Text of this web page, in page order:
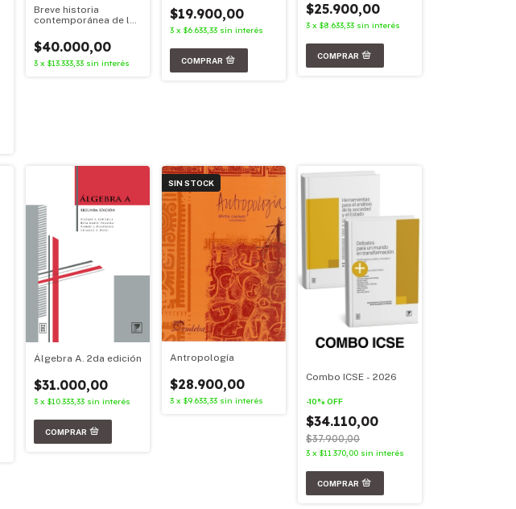
Breve historia
contemporánea de la
$40.000,00
3 x $13.333,33 sin interés
$19.900,00
3 x $6.633,33 sin interés
$25.900,00
3 x $8.633,33 sin interés
Álgebra A. 2da edición
$31.000,00
3 x $10.333,33 sin interés
SIN STOCK
Antropología
$28.900,00
3 x $9.633,33 sin interés
Combo ICSE - 2026
-10% OFF
$34.110,00
$37.900,00
3 x $11.370,00 sin interés